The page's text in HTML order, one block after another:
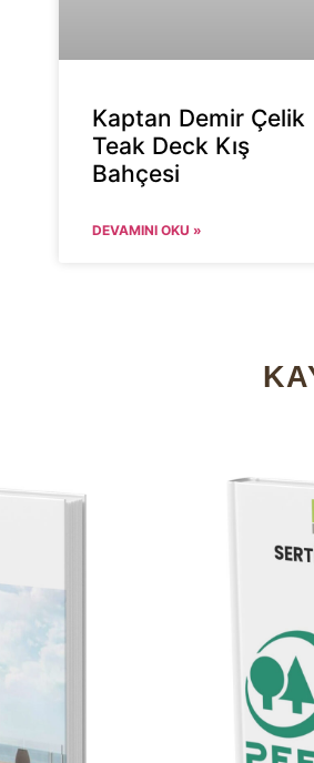
Kaptan Demir Çelik
Teak Deck Kış
Bahçesi
DEVAMINI OKU »